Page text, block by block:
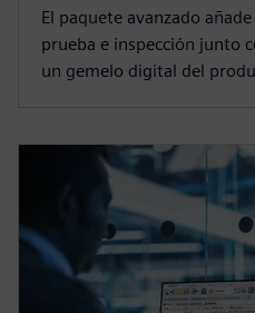
El paquete avanzado
prueba e inspección junto
un gemelo digital del